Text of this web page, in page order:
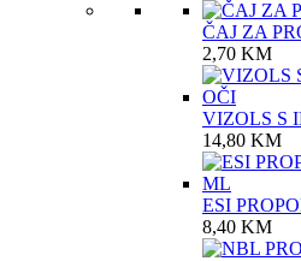
ČAJ ZA
2,70 KM
VIZOLS S
14,80 KM
ESI
8,40 KM